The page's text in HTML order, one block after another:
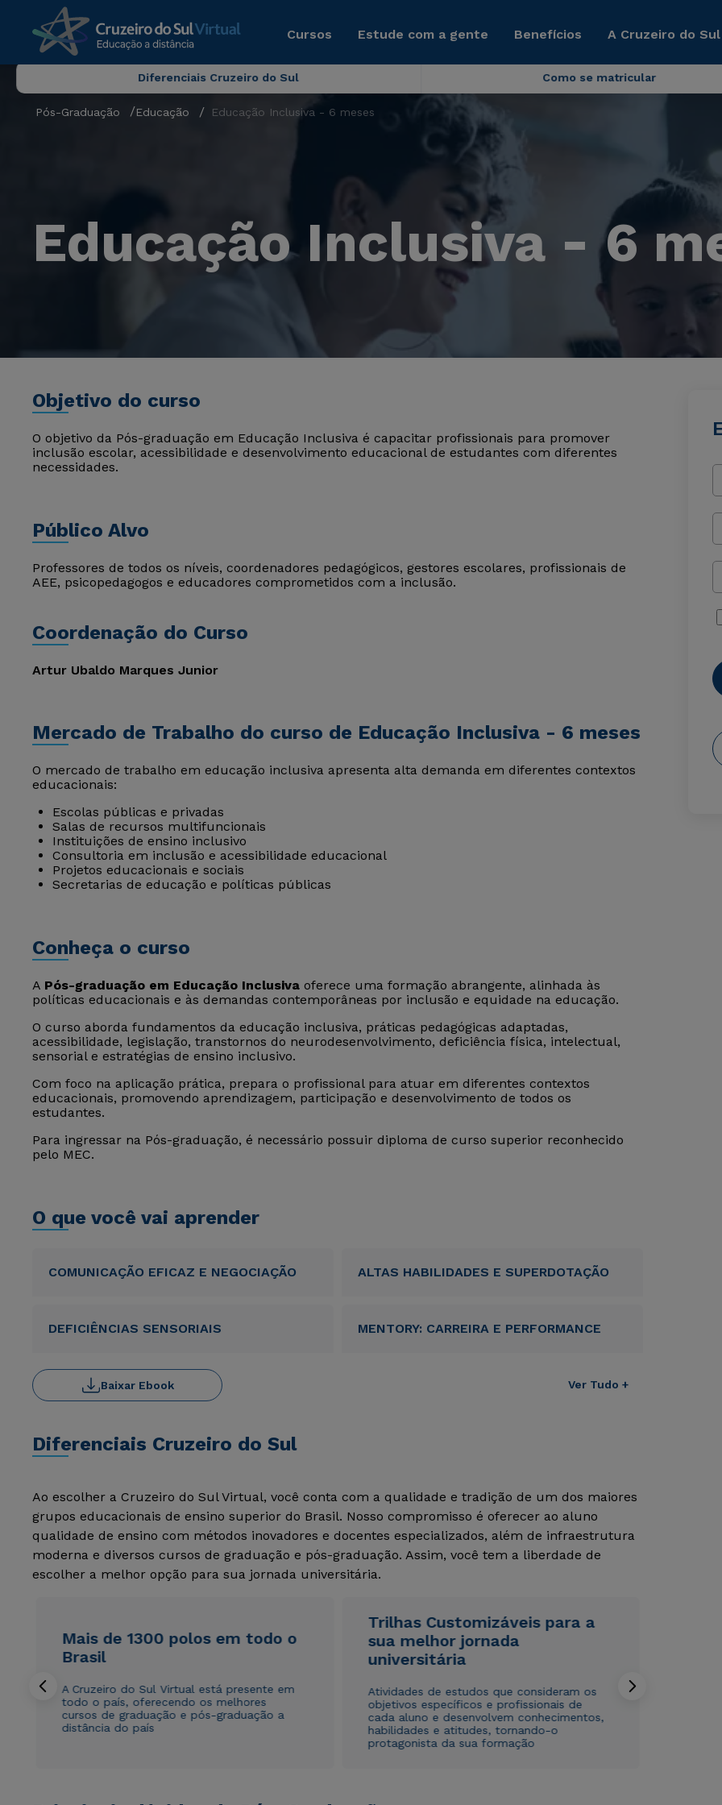
Cursos Estude com a gente Benefícios A Cruzeiro do
Diferenciais Cruzeiro do Sul Como se matricular
Pós-Graduação Educação Educação Inclusiva - 6 meses
Educação Inclusiva - 6
Objetivo do curso
O objetivo da Pós-graduação em Educação Inclusiva é capacitar profissionais para promover
inclusão escolar, acessibilidade e desenvolvimento educacional de estudantes com diferentes
necessidades.
Público Alvo
Professores de todos os níveis, coordenadores pedagógicos, gestores escolares, profissionais de
AEE, psicopedagogos e educadores comprometidos com a inclusão.
Coordenação do Curso
Artur Ubaldo Marques Junior
Mercado de Trabalho do curso de Educação Inclusiva - 6 meses
O mercado de trabalho em educação inclusiva apresenta alta demanda em diferentes contextos
educacionais:
Escolas públicas e privadas
Salas de recursos multifuncionais
Instituições de ensino inclusivo
Consultoria em inclusão e acessibilidade educacional
Projetos educacionais e sociais
Secretarias de educação e políticas públicas
Conheça o curso
A Pós-graduação em Educação Inclusiva oferece uma formação abrangente, alinhada às
políticas educacionais e às demandas contemporâneas por inclusão e equidade na educação.
O curso aborda fundamentos da educação inclusiva, práticas pedagógicas adaptadas,
acessibilidade, legislação, transtornos do neurodesenvolvimento, deficiência física, intelectual,
sensorial e estratégias de ensino inclusivo.
Com foco na aplicação prática, prepara o profissional para atuar em diferentes contextos
educacionais, promovendo aprendizagem, participação e desenvolvimento de todos os
estudantes.
Para ingressar na Pós-graduação, é necessário possuir diploma de curso superior reconhecido
pelo MEC.
O que você vai aprender
COMUNICAÇÃO EFICAZ E NEGOCIAÇÃO ALTAS HABILIDADES E SUPERDOTAÇÃO
DEFICIÊNCIAS SENSORIAIS MENTORY: CARREIRA E PERFORMANCE
Ver Tudo +
Baixar Ebook
Diferenciais Cruzeiro do Sul
Ao escolher a Cruzeiro do Sul Virtual, você conta com a qualidade e tradição de um dos maiores
grupos educacionais de ensino superior do Brasil. Nosso compromisso é oferecer ao aluno
qualidade de ensino com métodos inovadores e docentes especializados, além de infraestrutura
moderna e diversos cursos de graduação e pós-graduação. Assim, você tem a liberdade de
escolher a melhor opção para sua jornada universitária.
Mais de 1300 polos em todo o
Brasil
A Cruzeiro do Sul Virtual está presente em
todo o país, oferecendo os melhores
cursos de graduação e pós-graduação a
distância do país
Trilhas Customizáveis para a
sua melhor jornada
universitária
Atividades de estudos que consideram os
objetivos específicos e profissionais de
cada aluno e desenvolvem conhecimentos,
habilidades e atitudes, tornando-o
protagonista da sua formação
Rápido e fácil
WhatsApp
ou
autorizo que meus dados sejam utilizados para o
envio de conteúdos da Cruzeiro do Sul.
Rápido e fácil
WhatsApp
ou
autorizo que meus dados sejam utilizados para o
envio de conteúdos da Cruzeiro do Sul.